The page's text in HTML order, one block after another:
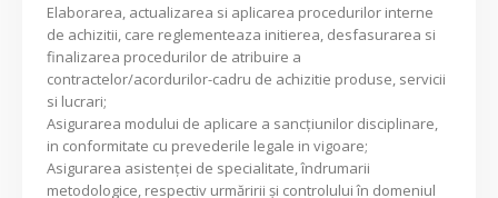
Elaborarea, actualizarea si aplicarea procedurilor interne
de achizitii, care reglementeaza initierea, desfasurarea si
finalizarea procedurilor de atribuire a
contractelor/acordurilor-cadru de achizitie produse, servicii
si lucrari;
Asigurarea modului de aplicare a sancţiunilor disciplinare,
in conformitate cu prevederile legale in vigoare;
Asigurarea asistenţei de specialitate, îndrumarii
metodologice, respectiv urmăririi şi controlului în domeniul